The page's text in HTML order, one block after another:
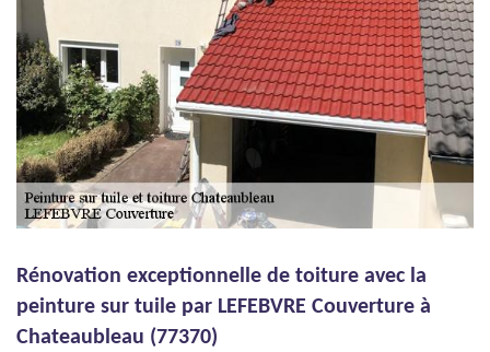
Rénovation exceptionnelle de toiture avec la
peinture sur tuile par LEFEBVRE Couverture à
Chateaubleau (77370)